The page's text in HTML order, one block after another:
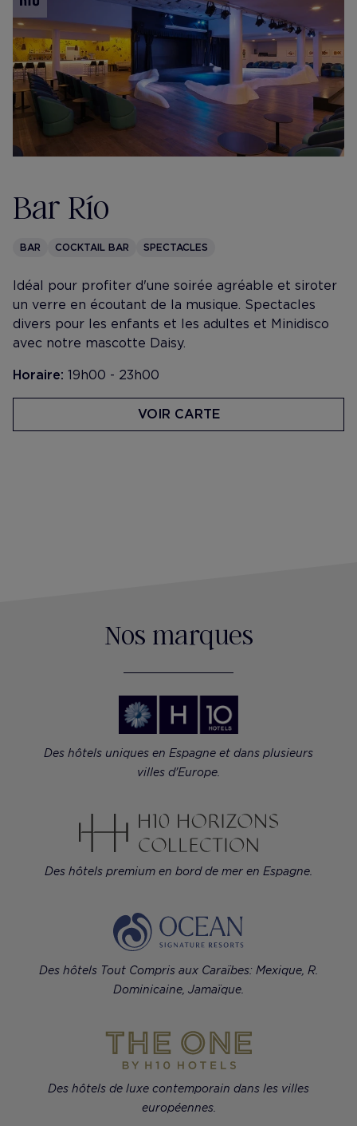
Bar Río
BAR COCKTAIL BAR SPECTACLES
Idéal pour profiter d'une soirée agréable et siroter
un verre en écoutant de la musique. Spectacles
divers pour les enfants et les adultes et Minidisco
avec notre mascotte Daisy.
Horaire: 19h00 - 23h00
VOIR CARTE
Nos marques
Des hôtels uniques en Espagne et dans plusieurs
villes d'Europe.
Des hôtels premium en bord de mer en Espagne.
Des hôtels Tout Compris aux Caraïbes: Mexique, R.
Dominicaine, Jamaïque.
Des hôtels de luxe contemporain dans les villes
européennes.